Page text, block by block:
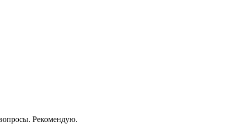
вопросы. Рекомендую.